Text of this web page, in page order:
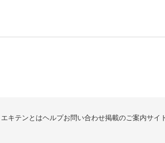
エキテンとはヘルプお問い合わせ掲載のご案内サイ